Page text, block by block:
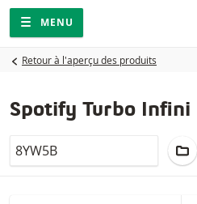
Navigation
Navigation sur
MENU
Retour à l'aperçu des produits
Spotify Turbo Infini
LocalCode